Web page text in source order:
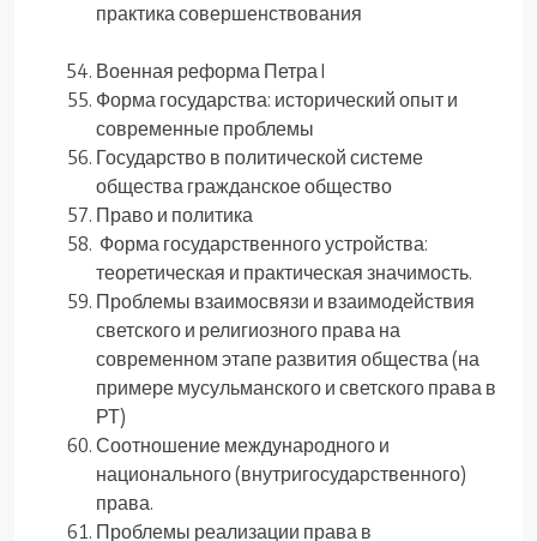
практика совершенствования
Военная реформа Петра I
Форма государства: исторический опыт и
современные проблемы
Государство в политической системе
общества гражданское общество
Право и политика
Форма государственного устройства:
теоретическая и практическая значимость.
Проблемы взаимосвязи и взаимодействия
светского и религиозного права на
современном этапе развития общества (на
примере мусульманского и светского права в
РТ)
Соотношение международного и
национального (внутригосударственного)
права.
Проблемы реализации права в